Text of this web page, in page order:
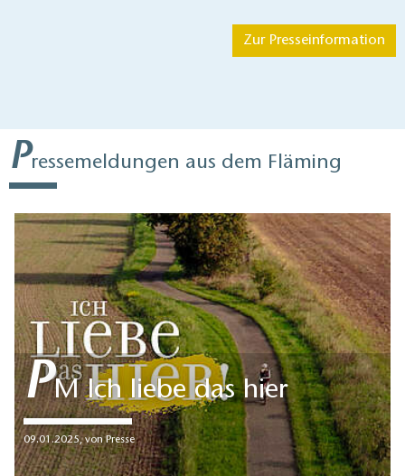
Zur Presseinformation
Pressemeldungen aus dem Fläming
PM Ich liebe das hier
09.01.2025,von Presse